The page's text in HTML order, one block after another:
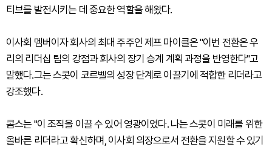
티브를 발전시키는 데 중요한 역할을 해왔다.
이사회 멤버이자 회사의 최대 주주인 제프 마이클은 "이번 전환은 우
리의 리더십 팀의 강점과 회사의 장기 승계 계획 과정을 반영한다"고
말했다.그는 스콧이 코르벨의 성장 단계로 이끌기에 적합한 리더라고
강조했다.
콤스는 "이 조직을 이끌 수 있어 영광이었다. 나는 스콧이 미래를 위한
올바른 리더라고 확신하며, 이사회 의장으로서 전환을 지원할 수 있기